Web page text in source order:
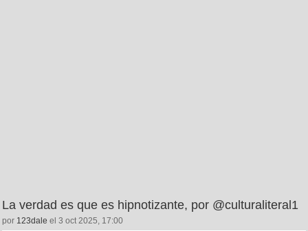
La verdad es que es hipnotizante, por @culturaliteral1
por 123dale el 3 oct 2025, 17:00